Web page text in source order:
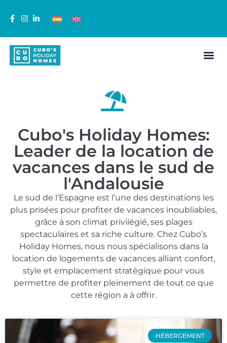
Cubo's Holiday Homes:
Leader de la location de
vacances dans le sud de
l'Andalousie
Le sud de l’Espagne est l’une des destinations les
plus prisées pour profiter de vacances inoubliables,
grâce à son climat privilégié, ses plages
spectaculaires et sa riche culture. Chez Cubo’s
Holiday Homes, nous nous spécialisons dans la
location de logements de vacances alliant confort,
style et emplacement stratégique pour vous
permettre de profiter pleinement de tout ce que
cette région a à offrir.
HÉBERGEMENT